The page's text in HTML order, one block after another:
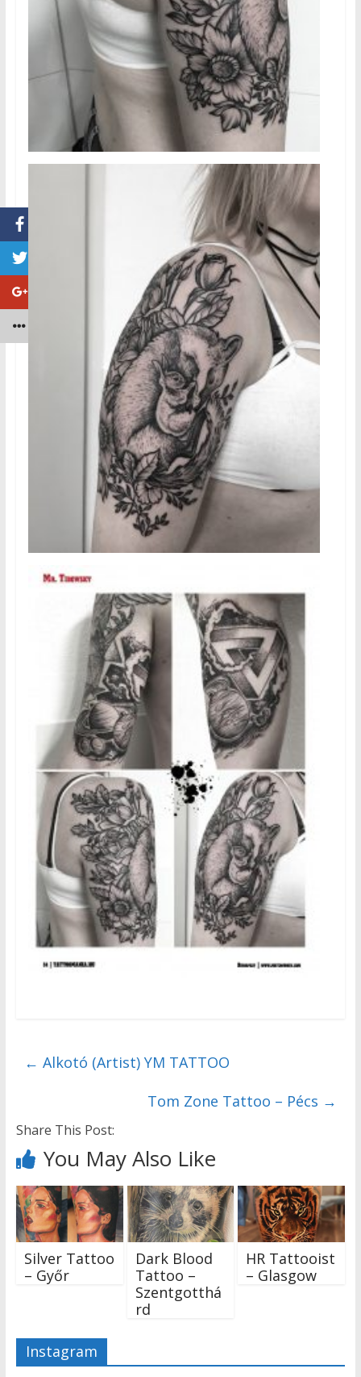
← Alkotó (Artist) YM TATTOO
Tom Zone Tattoo – Pécs →
Share This Post:
You May Also Like
Silver Tattoo
– Győr
Dark Blood
Tattoo –
Szentgotthá
rd
HR Tattooist
– Glasgow
Instagram